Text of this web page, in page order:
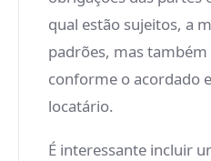
qual estão sujeitos, a
padrões, mas
conforme o acordado
locatário.
É interessante incluir